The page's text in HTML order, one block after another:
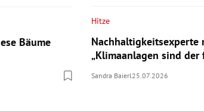
Bäume
Hitze
Nachhaltigkeitsexperte
„Klimaanlagen sind der
Sandra Baierl25.07.2026